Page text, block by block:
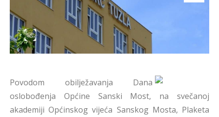
Povodom obilježavanja Dana
oslobođenja Općine Sanski Most, na svečanoj
akademiji Općinskog vijeća Sanskog Mosta, Plaketa